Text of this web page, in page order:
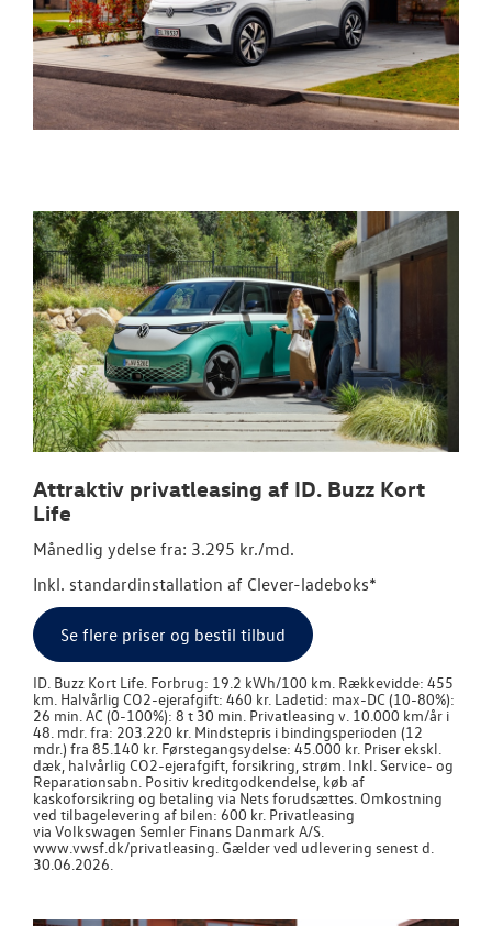
Attraktiv privatleasing af ID. Buzz Kort
Life
Månedlig ydelse fra: 3.295 kr./md.
Inkl. standardinstallation af Clever-ladeboks*
Se flere priser og bestil tilbud
ID. Buzz Kort Life. Forbrug: 19.2 kWh/100 km. Rækkevidde: 455
km. Halvårlig CO2-ejerafgift: 460 kr. Ladetid: max-DC (10-80%):
26 min. AC (0-100%): 8 t 30 min. Privatleasing v. 10.000 km/år i
48. mdr. fra: 203.220 kr. Mindstepris i bindingsperioden (12
mdr.) fra 85.140 kr. Førstegangsydelse: 45.000 kr. Priser ekskl.
dæk, halvårlig CO2-ejerafgift, forsikring, strøm. Inkl. Service- og
Reparationsabn. Positiv kreditgodkendelse, køb af
kaskoforsikring og betaling via Nets forudsættes. Omkostning
ved tilbagelevering af bilen: 600 kr. Privatleasing
via Volkswagen Semler Finans Danmark A/S.
www.vwsf.dk/privatleasing. Gælder ved udlevering senest d.
30.06.2026.